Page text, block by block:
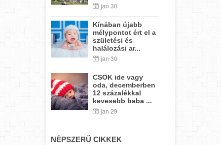
jan 30
Kínában újabb
mélypontot ért el a
születési és
halálozási ar...
jan 30
CSOK ide vagy
oda, decemberben
12 százalékkal
kevesebb baba ...
jan 29
NÉPSZERŰ CIKKEK